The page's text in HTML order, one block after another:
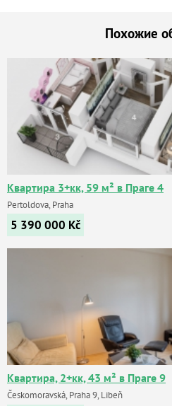
Похожие
Квартира 3+кк, 59 м² в Праге 4
Pertoldova, Praha
5 390 000 Kč
Квартира, 2+кк, 43 м² в Праге 9
Českomoravská, Praha 9, Libeň